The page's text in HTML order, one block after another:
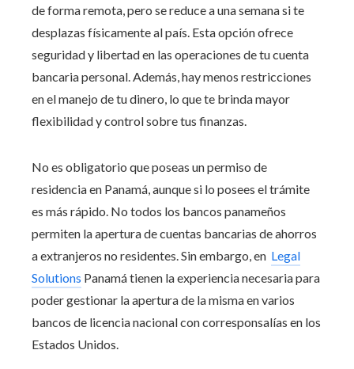
de forma remota, pero se reduce a una semana si te
desplazas físicamente al país. Esta opción ofrece
seguridad y libertad en las operaciones de tu cuenta
bancaria personal. Además, hay menos restricciones
en el manejo de tu dinero, lo que te brinda mayor
flexibilidad y control sobre tus finanzas.
No es obligatorio que poseas un permiso de
residencia en Panamá, aunque si lo posees el trámite
es más rápido. No todos los bancos panameños
permiten la apertura de cuentas bancarias de ahorros
a extranjeros no residentes. Sin embargo, en Legal
Solutions Panamá tienen la experiencia necesaria para
poder gestionar la apertura de la misma en varios
bancos de licencia nacional con corresponsalías en los
Estados Unidos.